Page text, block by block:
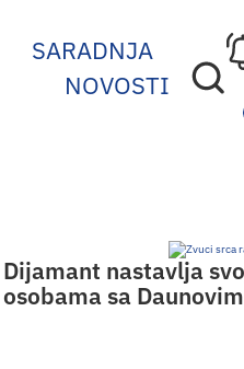
SARADNJA
NOVOSTI
Dijamant nastavlja
osobama sa